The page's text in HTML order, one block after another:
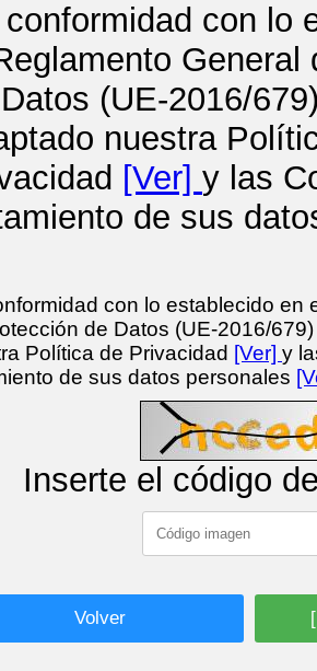
conformidad con lo
General
(UE-2016/
nuestra
[Ver] y las
de sus
con lo establecido en
de Datos (UE-2016/
Política de Privacidad [Ver] y
de sus datos personales
Inserte el código
Volver